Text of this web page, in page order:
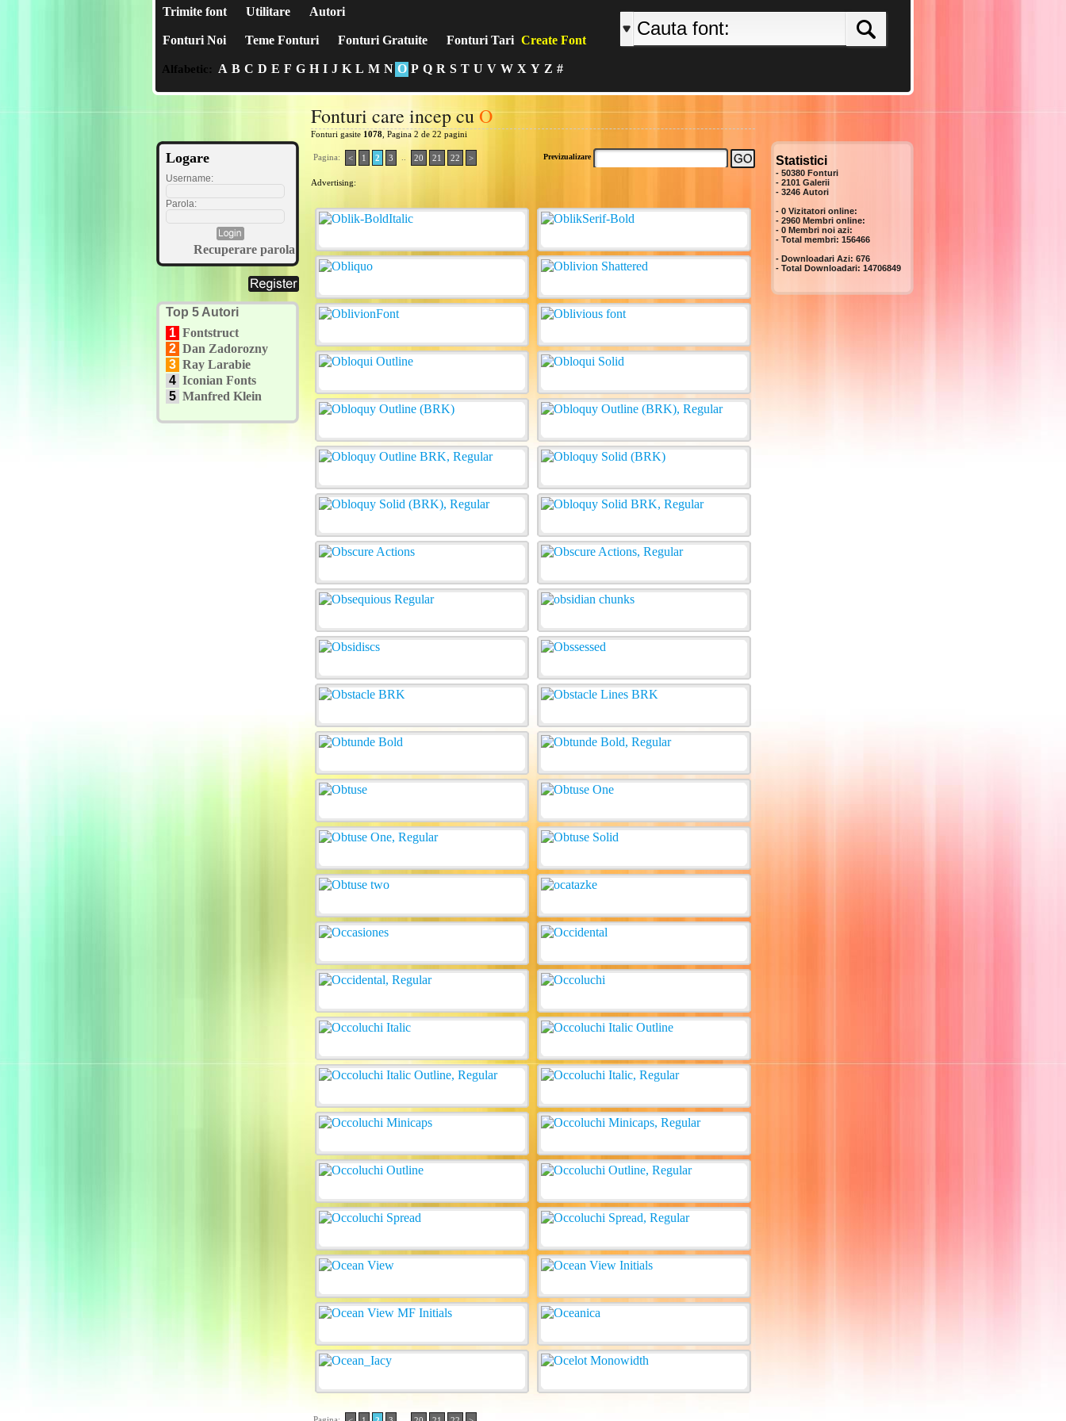
Trimite font Utilitare Autori
Fonturi Noi Teme Fonturi Fonturi Gratuite Fonturi Tari Create Font
Alfabetic: A B C D E F G H I J K L M N O P Q R S T U V W X Y Z #
Logare
Username:
Parola:
Recuperare parola
Top 5 Autori
1 Fontstruct
2 Dan Zadorozny
3 Ray Larabie
4 Iconian Fonts
5 Manfred Klein
Fonturi care incep cuO
Fonturi gasite 1078 , Pagina 2 de 22 pagini
Pagina: < 1 2 3 20 21 22 > Previzualizare
Advertising:
Statistici
- 50380 Fonturi
- 2101 Galerii
- 3246 Autori
- 0 Vizitatori online:
- 2960 Membri online:
- 0 Membri noi azi:
- Total membri: 156466
- Downloadari Azi: 676
- Total Downloadari: 14706849